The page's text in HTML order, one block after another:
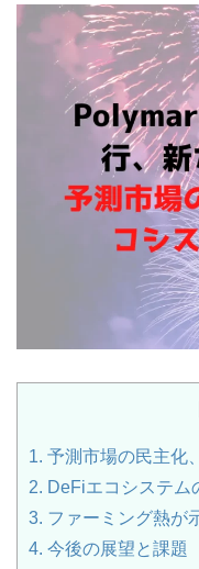
1. 予測市場の民主化
2. DeFiエコシステム
3. ファーミング熱が
4. 今後の展望と課題